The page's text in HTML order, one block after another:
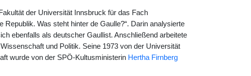
der Universität Innsbruck für das Fach
Republik. Was steht hinter de Gaulle?“. Darin analysierte
ebenfalls als deutscher Gaullist. Anschließend arbeitete
und Politik. Seine 1973 von der Universität
wurde von der SPÖ-Kultusministerin Hertha Firnberg